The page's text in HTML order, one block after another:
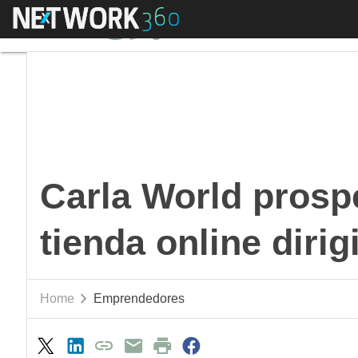
Menú
Carla World
tienda online
Home Emprendedores